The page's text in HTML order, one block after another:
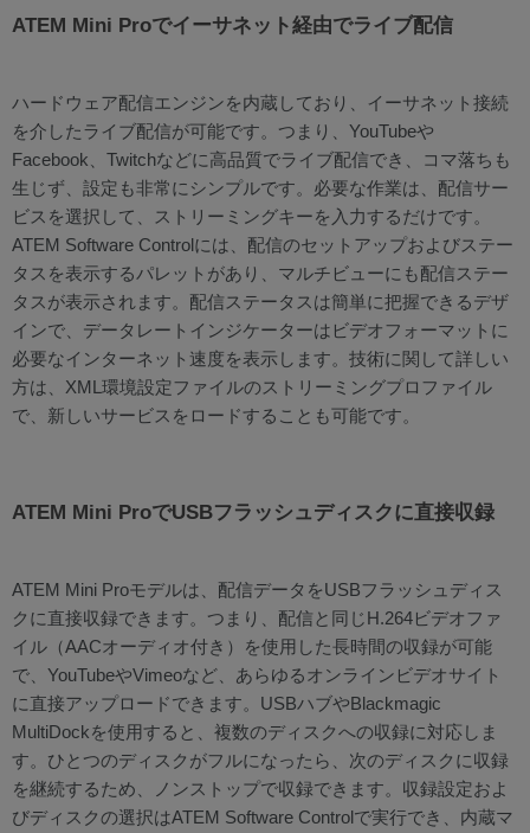
ATEM Mini Proでイーサネット経由でライブ配信
ハードウェア配信エンジンを内蔵しており、イーサネット接続
を介したライブ配信が可能です。つまり、YouTubeや
Facebook、Twitchなどに高品質でライブ配信でき、コマ落ちも
生じず、設定も非常にシンプルです。必要な作業は、配信サー
ビスを選択して、ストリーミングキーを入力するだけです。
ATEM Software Controlには、配信のセットアップおよびステー
タスを表示するパレットがあり、マルチビューにも配信ステー
タスが表示されます。配信ステータスは簡単に把握できるデザ
インで、データレートインジケーターはビデオフォーマットに
必要なインターネット速度を表示します。技術に関して詳しい
方は、XML環境設定ファイルのストリーミングプロファイル
で、新しいサービスをロードすることも可能です。
ATEM Mini ProでUSBフラッシュディスクに直接収録
ATEM Mini Proモデルは、配信データをUSBフラッシュディス
クに直接収録できます。つまり、配信と同じH.264ビデオファ
イル（AACオーディオ付き）を使用した長時間の収録が可能
で、YouTubeやVimeoなど、あらゆるオンラインビデオサイト
に直接アップロードできます。USBハブやBlackmagic
MultiDockを使用すると、複数のディスクへの収録に対応しま
す。ひとつのディスクがフルになったら、次のディスクに収録
を継続するため、ノンストップで収録できます。収録設定およ
びディスクの選択はATEM Software Controlで実行でき、内蔵マ